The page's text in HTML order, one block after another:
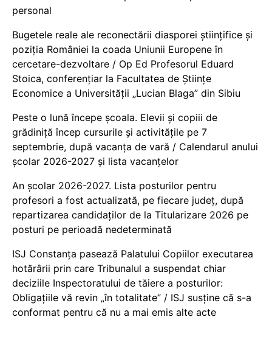
personal
Bugetele reale ale reconectării diasporei științifice și
poziția României la coada Uniunii Europene în
cercetare-dezvoltare / Op Ed Profesorul Eduard
Stoica, conferențiar la Facultatea de Științe
Economice a Universității „Lucian Blaga” din Sibiu
Peste o lună începe școala. Elevii și copiii de
grădiniță încep cursurile și activitățile pe 7
septembrie, după vacanța de vară / Calendarul anului
școlar 2026-2027 și lista vacanțelor
An școlar 2026-2027. Lista posturilor pentru
profesori a fost actualizată, pe fiecare județ, după
repartizarea candidaților de la Titularizare 2026 pe
posturi pe perioadă nedeterminată
ISJ Constanța pasează Palatului Copiilor executarea
hotărârii prin care Tribunalul a suspendat chiar
deciziile Inspectoratului de tăiere a posturilor:
Obligațiile vă revin „în totalitate” / ISJ susține că s-a
conformat pentru că nu a mai emis alte acte